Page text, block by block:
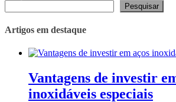
Pesquisar
Artigos em destaque
Vantagens de investir
inoxidáveis especiais